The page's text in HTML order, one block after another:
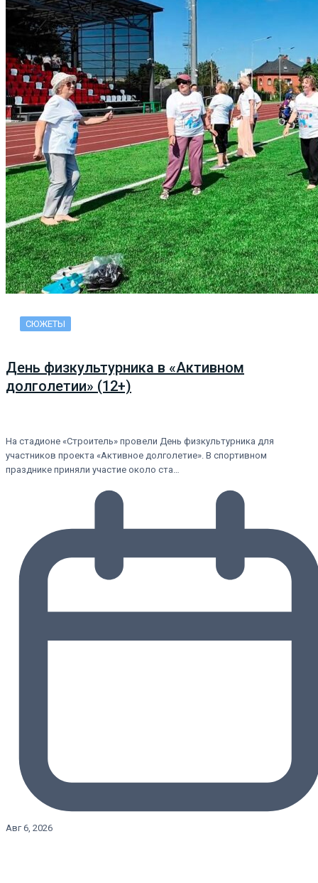
СЮЖЕТЫ
День физкультурника в «Активном
долголетии» (12+)
На стадионе «Строитель» провели День физкультурника для
участников проекта «Активное долголетие». В спортивном
празднике приняли участие около ста…
Авг 6, 2026